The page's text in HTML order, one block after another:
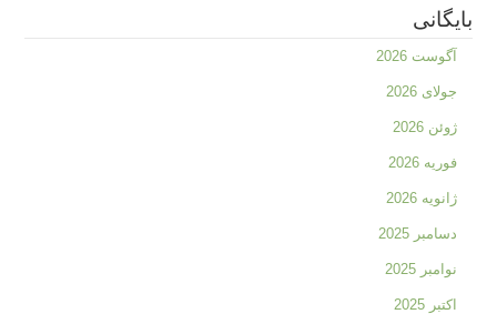
بایگانی
آگوست 2026
جولای 2026
ژوئن 2026
فوریه 2026
ژانویه 2026
دسامبر 2025
نوامبر 2025
اکتبر 2025